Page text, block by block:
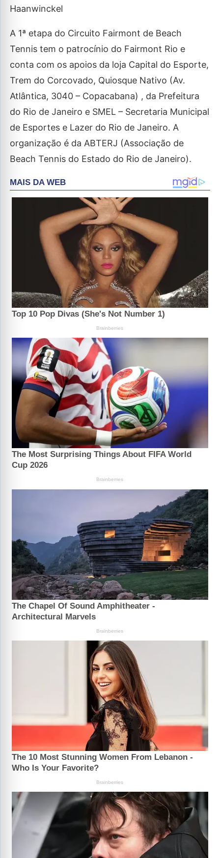
Haanwinckel
A 1ª etapa do Circuito Fairmont de Beach
Tennis tem o patrocínio do Fairmont Rio e
conta com os apoios da loja Capital do Esporte,
Trem do Corcovado, Quiosque Nativo (Av.
Atlântica, 3040 – Copacabana) , da Prefeitura
do Rio de Janeiro e SMEL – Secretaria Municipal
de Esportes e Lazer do Rio de Janeiro. A
organização é da ABTERJ (Associação de
Beach Tennis do Estado do Rio de Janeiro).